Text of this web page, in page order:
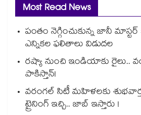
Most Read News
పంతం నెగ్గించుకున్న జానీ మాస్టర్
ఎన్నికల ఫలితాలు విడుదల
రష్యా నుంచి ఇండియాకు రైలు..
పాకిస్తాన్!
వరంగల్ సిటీ మహిళలకు
ట్రైనింగ్ ఇచ్చి.. జాబ్ ఇస్తారు !